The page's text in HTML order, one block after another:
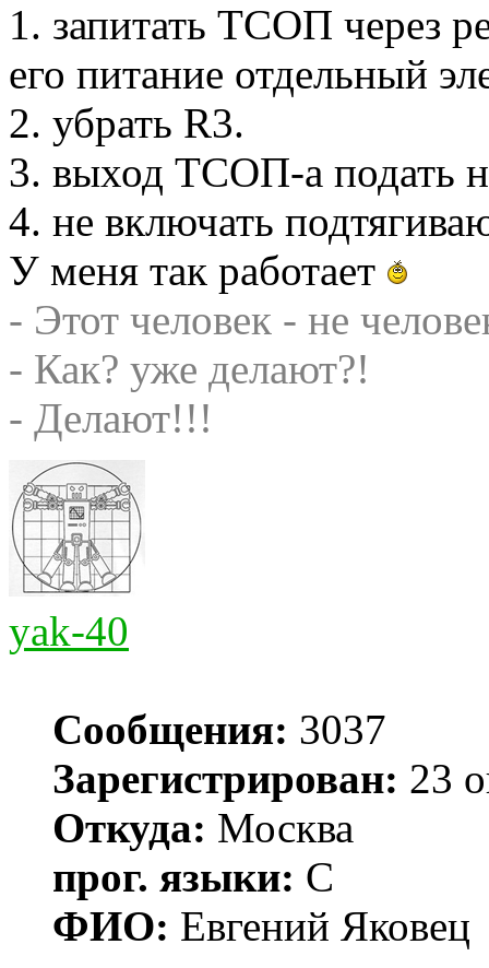
1. запитать ТСОП через
его питание отдельный
2. убрать R3.
3. выход ТСОП-а подать
4. не включать
У меня так работает
- Этот человек - не
- Как? уже делают?!
- Делают!!!
yak-40
Сообщения: 3037
Зарегистрирован: 23
Откуда: Москва
прог. языки: С
ФИО: Евгений Яковец